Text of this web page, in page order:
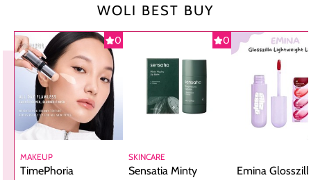
WOLI BEST BUY
0
MAKEUP
TimePhoria
0
SKINCARE
Sensatia Minty
Emina